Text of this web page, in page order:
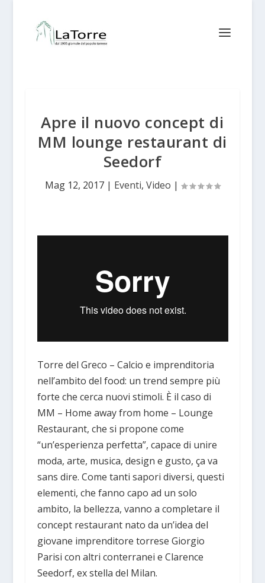
Apre il nuovo concept di
MM lounge restaurant di
Seedorf
Mag 12, 2017| Eventi, Video |
Torre del Greco – Calcio e imprenditoria
nell’ambito del food: un trend sempre più
forte che cerca nuovi stimoli. È il caso di
MM – Home away from home – Lounge
Restaurant, che si propone come
“un’esperienza perfetta”, capace di unire
moda, arte, musica, design e gusto, ça va
sans dire. Come tanti sapori diversi, questi
elementi, che fanno capo ad un solo
ambito, la bellezza, vanno a completare il
concept restaurant nato da un’idea del
giovane imprenditore torrese Giorgio
Parisi con altri conterranei e Clarence
Seedorf, ex stella del Milan.